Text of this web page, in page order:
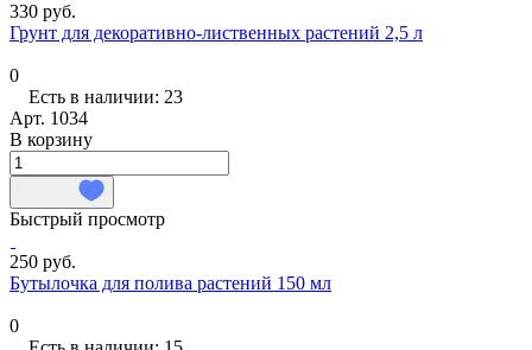
330 руб.
Грунт для декоративно-лиственных растений 2,5 л
0
Есть в наличии: 23
Арт. 1034
В корзину
Быстрый просмотр
250 руб.
Бутылочка для полива растений 150 мл
0